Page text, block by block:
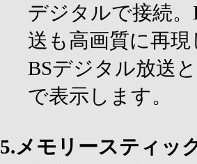
デジタルで接続
送も高画質に再
BSデジタル放送
で表示します。
5.メモリースティッ